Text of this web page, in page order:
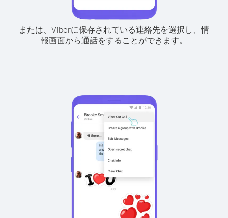
または、Viberに保存されている連絡先を選択し、情
報画面から通話をすることができます。